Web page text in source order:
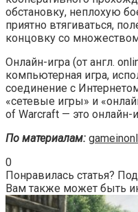
обстановку, неплохую
приятно втягиваться,
концовку со
Онлайн-игра (от англ.
компьютерная игра,
соединение с
«сетевые игры» и
of Warcraft — это онлайн-
По материалам:
0
Понравилась статья?
Вам также может быть